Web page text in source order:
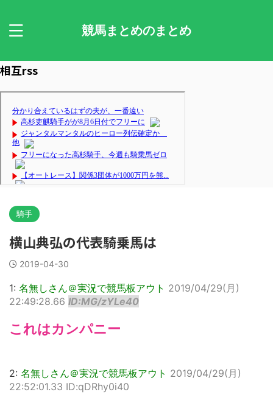
競馬まとめのまとめ
相互rss
騎手
横山典弘の代表騎乗馬は
2019-04-30
1: 名無しさん＠実況で競馬板アウト 2019/04/29(月)
22:49:28.66 ID:MG/zYLe40
これはカンパニー
2: 名無しさん＠実況で競馬板アウト 2019/04/29(月)
22:52:01.33 ID:qDRhy0i40